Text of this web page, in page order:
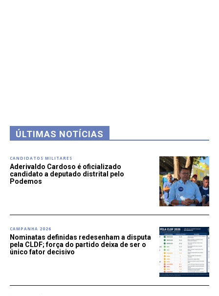
ÚLTIMAS NOTÍCIAS
CANDIDATOS MILITARES
Aderivaldo Cardoso é oficializado
candidato a deputado distrital pelo
Podemos
CAMPANHA 2026
Nominatas definidas redesenham a disputa
pela CLDF; força do partido deixa de ser o
único fator decisivo